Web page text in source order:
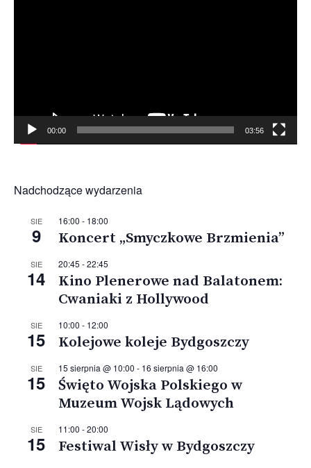
00:00 03:56
Nadchodzące wydarzenia
SIE
9
16:00 - 18:00
Koncert „Smyczkowe Brzmienia”
SIE
14
20:45 -22:45
Kino Plenerowe nad Balatonem:
Cwaniaki z Hollywood
SIE
15
10:00 - 12:00
Kolejowe koleje Bydgoszczy
SIE
15
15 sierpnia @ 10:00 - 16 sierpnia @ 16:00
Święto Wojska Polskiego w
Muzeum Wojsk Lądowych
SIE
15
11:00 -20:00
Festiwal Wisły w Bydgoszczy